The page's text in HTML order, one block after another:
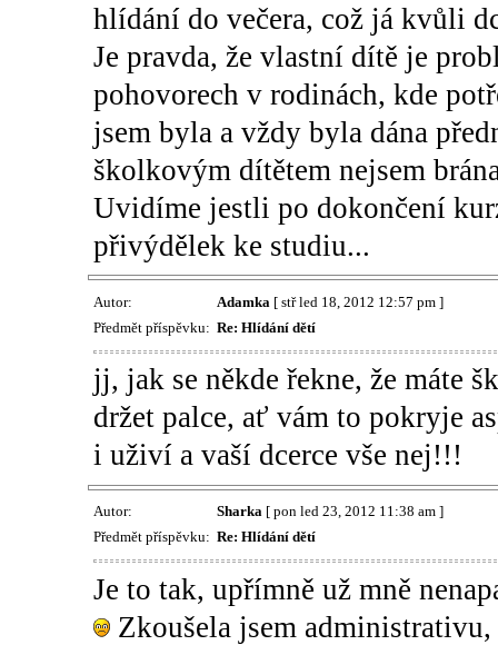
hlídání do večera, což já kvůli
Je pravda, že vlastní dítě je
pohovorech v rodinách, kde
jsem byla a vždy byla dána
školkovým dítětem nejsem
Uvidíme jestli po dokončení
přivýdělek ke studiu...
Autor: Adamka [ stř led 18, 2012 12:57 pm ]
Předmět příspěvku: Re: Hlídání dětí
jj, jak se někde řekne, že máte
držet palce, ať vám to pokryje
i uživí a vaší dcerce vše nej!!!
Autor: Sharka[ pon led 23, 2012 11:38 am ]
Předmět příspěvku: Re: Hlídání dětí
Je to tak, upřímně už mně
Zkoušela jsem